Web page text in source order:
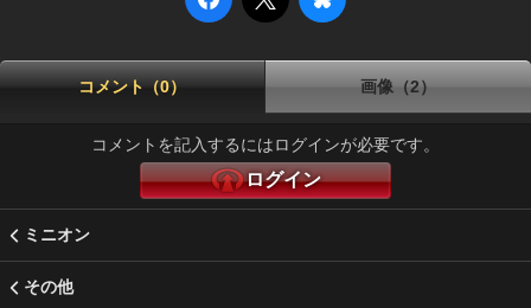
コメント（0） 画像（2）
コメントを記入するにはログインが必要です。
ログイン
ミニオン
その他